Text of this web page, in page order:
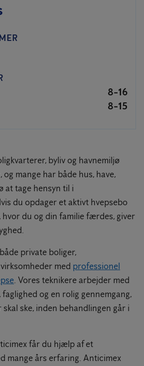
8-16
8-15
byliv og havnemiljø
mange har både hus, have,
at tage hensyn til i
du opdager et aktivt hvepsebo
du og din familie færdes, giver
private boliger,
med professionel
. Vores teknikere arbejder med
og en rolig gennemgang,
skal ske, inden behandlingen går i
får du hjælp af et
mange års erfaring. Anticimex